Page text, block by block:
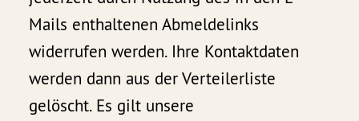
Mails enthaltenen Abmeldelinks
widerrufen werden. Ihre Kontaktdaten
werden dann aus der Verteilerliste
gelöscht. Es gilt unsere